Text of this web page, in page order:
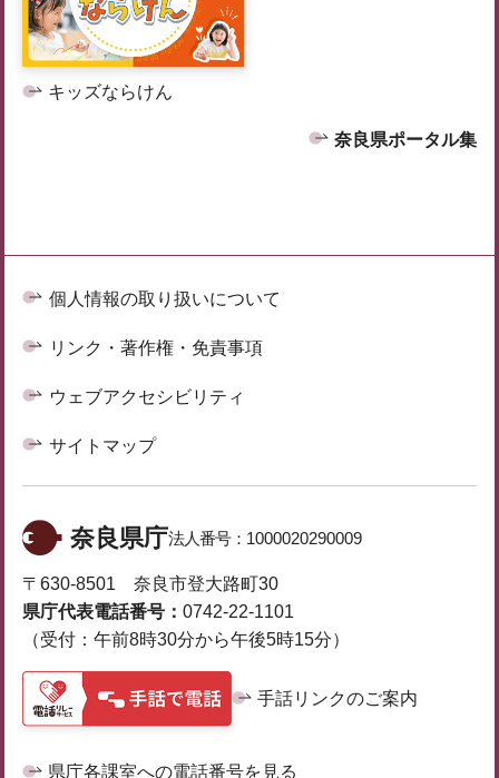
キッズならけん
奈良県ポータル集
個人情報の取り扱いについて
リンク・著作権・免責事項
ウェブアクセシビリティ
サイトマップ
奈良県庁法人番号： 1000020290009
〒630-8501 奈良市登大路町30
県庁代表電話番号： 0742-22-1101
（受付：午前8時30分から午後5時15分）
手話リンクのご案内
県庁各課室への電話番号を見る